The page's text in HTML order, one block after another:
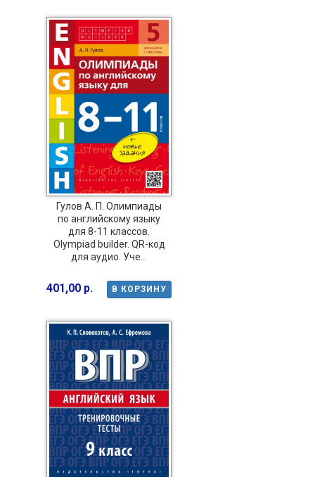
Гулов А. П. Олимпиады
по английскому языку
для 8-11 классов.
Olympiad builder. QR-код
для аудио. Уче...
В КОРЗИНУ
401,00 р.